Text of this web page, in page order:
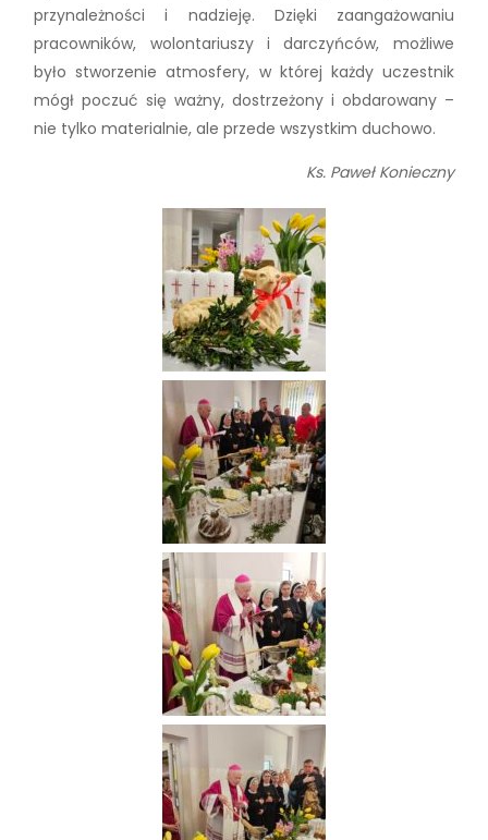
przynależności i nadzieję. Dzięki zaangażowaniu
pracowników, wolontariuszy i darczyńców, możliwe
było stworzenie atmosfery, w której każdy uczestnik
mógł poczuć się ważny, dostrzeżony i obdarowany –
nie tylko materialnie, ale przede wszystkim duchowo.
Ks. Paweł Konieczny